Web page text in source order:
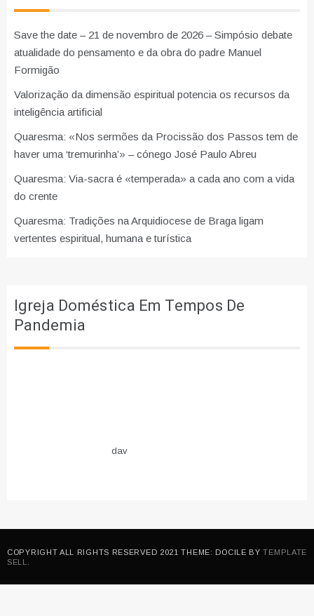
Save the date – 21 de novembro de 2026 – Simpósio debate
atualidade do pensamento e da obra do padre Manuel
Formigão
Valorização da dimensão espiritual potencia os recursos da
inteligência artificial
Quaresma: «Nos sermões da Procissão dos Passos tem de
haver uma ‘tremurinha’» – cónego José Paulo Abreu
Quaresma: Via-sacra é «temperada» a cada ano com a vida
do crente
Quaresma: Tradições na Arquidiocese de Braga ligam
vertentes espiritual, humana e turística
Igreja Doméstica Em Tempos De
Pandemia
dav
COPYRIGHT ALL RIGHTS RESERVED 2021 THEME: DOCILE BYTEMPLATE
SELL